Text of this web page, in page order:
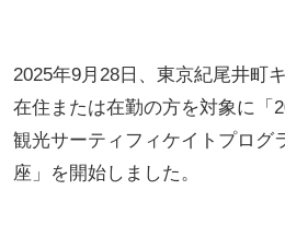
2025年9月28日、東京紀尾井町
在住または在勤の方を対象に「
観光サーティフィケイトプログ
座」を開始しました。